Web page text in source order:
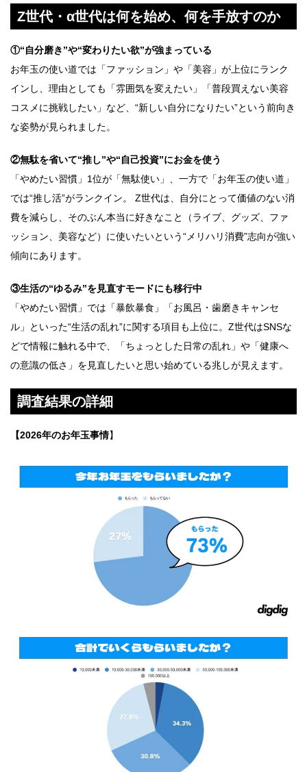
Z世代・α世代は何を始め、何を手放すのか
①“自分磨き”や“変わりたい欲”が強まっている
お年玉の使い道では「ファッション」や「美容」が上位にランク
インし、理由としても「雰囲気を変えたい」「普段買えない美容
コスメに挑戦したい」など、“新しい自分になりたい”という前向き
な姿勢が見られました。
②無駄を省いて“推し”や“自己投資”にお金を使う
「やめたい習慣」1位が「無駄使い」、一方で「お年玉の使い道」
では“推し活”がランクイン。 Z世代は、自分にとって価値のない消
費を減らし、そのぶん本当に好きなこと（ライブ、グッズ、ファ
ッション、美容など）に使いたいという“メリハリ消費”志向が強い
傾向にあります。
③生活の“ゆるみ”を見直すモードにも移行中
「やめたい習慣」では「暴飲暴食」「お風呂・歯磨きキャンセ
ル」といった“生活の乱れ”に関する項目も上位に。Z世代はSNSな
どで情報に触れる中で、「ちょっとした日常の乱れ」や「健康へ
の意識の低さ」を見直したいと思い始めている兆しが見えます。
調査結果の詳細
【2026年のお年玉事情】